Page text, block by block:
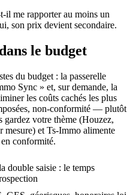
il me rapporter au moins un
son prix devient secondaire.
le budget
du budget : la passerelle
Sync » et, sur demande, la
les coûts cachés les plus
non-conformité — plutôt
votre thème (Houzez,
mesure) et Ts-Immo alimente
conformité.
double saisie : le temps